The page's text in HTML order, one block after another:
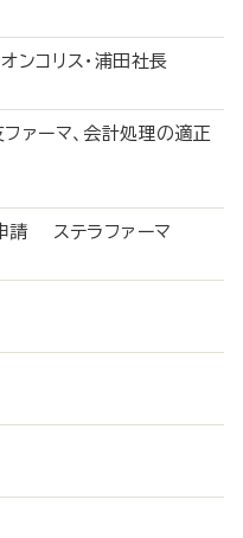
コリス・浦田社長
ァーマ、会計処理の適正
請 ステラファーマ